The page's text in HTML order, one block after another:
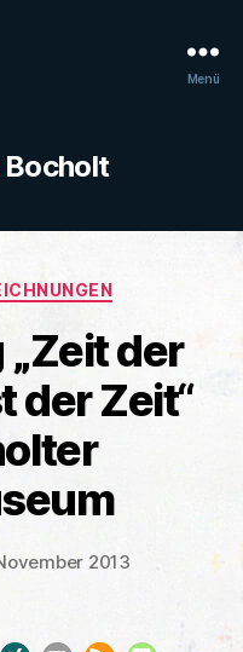
Menü
Bocholt
der
der Zeit“
2013